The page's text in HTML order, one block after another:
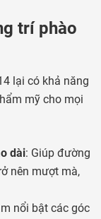
trí phào
lại có khả năng
mỹ cho mọi
dài: Giúp đường
nên mượt mà,
nổi bật các góc